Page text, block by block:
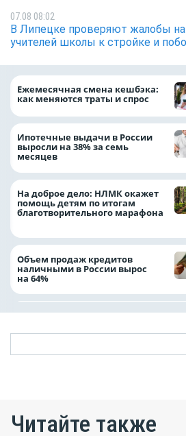
07.08 08:02
В Липецке проверяют жалобы на
учителей школы к стройке и
Ежемесячная смена кешбэка:
как меняются траты и спрос
Ипотечные выдачи в России
выросли на 38% за семь
месяцев
На доброе дело: НЛМК окажет
помощь детям по итогам
благотворительного марафона
Объем продаж кредитов
наличными в России вырос
на 64%
Читайте также